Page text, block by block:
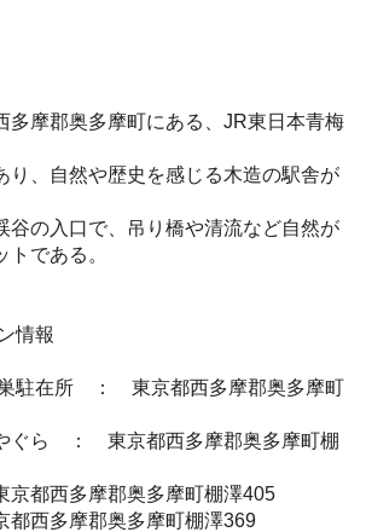
多摩郡奥多摩町にある、JR東日本青梅
り、自然や歴史を感じる木造の駅舎が
谷の入口で、吊り橋や清流など自然が
である。
情報
巣駐在所 ： 東京都西多摩郡奥多摩町
ぐら ： 東京都西多摩郡奥多摩町棚
都西多摩郡奥多摩町棚澤405
西多摩郡奥多摩町棚澤369